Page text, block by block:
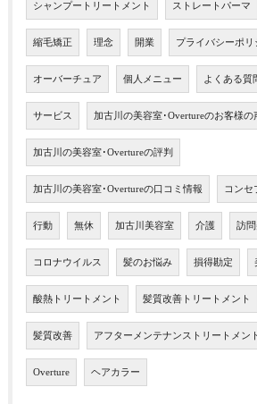
シャンプートリートメント ストレートパーマ
縮毛矯正 理念 開業 プライバシーポリ
オーバーチュア 個人メニュー よくある質
サービス 加古川の美容室･Overtureのお客様の
加古川の美容室･Overtureの評判
加古川の美容室･Overtureの口コミ情報 コンセ
行動 無休 加古川美容室 介護 訪
コロナウイルス 髪のお悩み 損得勘定
酸熱トリートメント 髪質改善トリートメント
髪質改善 アフターメンテナンストリートメン
Overture ヘアカラー